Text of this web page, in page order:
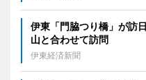
伊東「門脇つり橋」が訪
山と合わせて訪問
伊東経済新聞